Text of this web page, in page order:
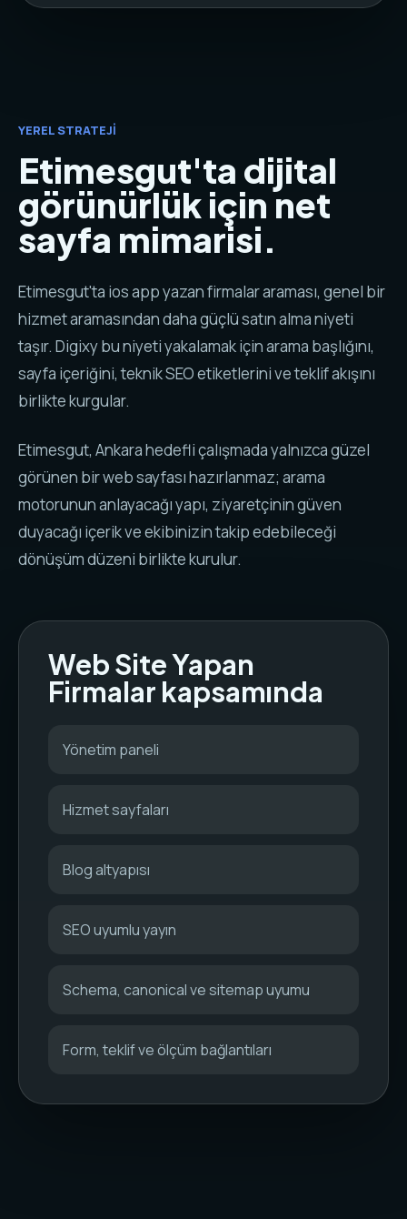
YEREL STRATEJI
Etimesgut'ta dijital
görünürlük için net
sayfa mimarisi.
Etimesgut'ta ios app yazan firmalar araması, genel bir
hizmet aramasından daha güçlü satın alma niyeti
taşır. Digixy bu niyeti yakalamak için arama başlığını,
sayfa içeriğini, teknik SEO etiketlerini ve teklif akışını
birlikte kurgular.
Etimesgut, Ankara hedefli çalışmada yalnızca güzel
görünen bir web sayfası hazırlanmaz; arama
motorunun anlayacağı yapı, ziyaretçinin güven
duyacağı içerik ve ekibinizin takip edebileceği
dönüşüm düzeni birlikte kurulur.
Web Site Yapan
Firmalar kapsamında
Yönetim paneli
Hizmet sayfaları
Blog altyapısı
SEO uyumlu yayın
Schema, canonical ve sitemap uyumu
Form, teklif ve ölçüm bağlantıları